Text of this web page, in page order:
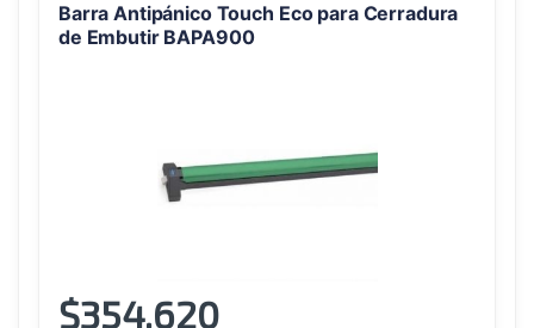
Barra Antipánico Touch Eco para Cerradura
de Embutir BAPA900
$354.620